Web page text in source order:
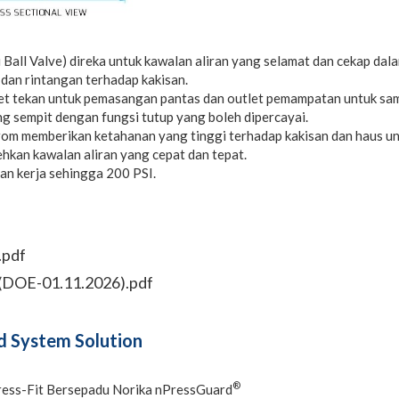
Valve) direka untuk kawalan aliran yang selamat dan cekap
rintangan terhadap kakisan.
tekan untuk pemasangan pantas dan outlet pemampatan untuk
sempit dengan fungsi tutup yang boleh dipercayai.
memberikan ketahanan yang tinggi terhadap kakisan dan haus
kawalan aliran yang cepat dan tepat.
kerja sehingga 200 PSI.
01.11.2026).pdf
System Solution
Fit Bersepadu Norika nPressGuard®